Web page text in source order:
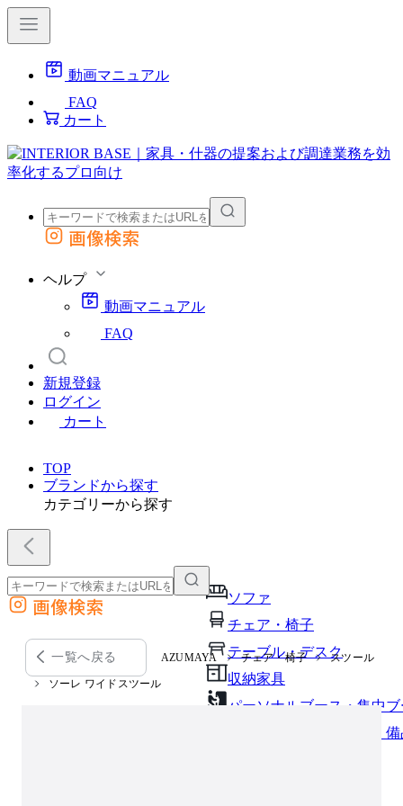
動画マニュアル
FAQ
カート
外部サイトの商品をカートに追加
画像検索
ヘルプ
動画マニュアル
FAQ
新規登録
ログイン
カート
TOP
ブランドから探す
カテゴリーから探す
ソファ
チェア・椅子
テーブル・デスク
収納家具
パーソナルブース・集中
オフィスアクセサリー・
外部サイトの商品をカートに追加
他のサイトで見つけた商品ページのURLを貼り付けて、カートに追加できます
画像検索
一覧へ戻る AZUMAYA チェア・椅子 スツール
ソーレ ワイドスツール